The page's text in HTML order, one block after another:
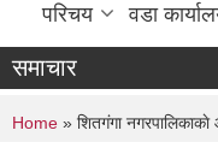
परिचय वडा
समाचार
You are here
Home » शितगंगा